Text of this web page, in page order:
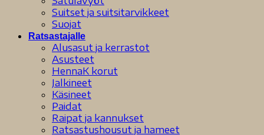
Suitset ja suitsitarvikkeet
Suojat
Ratsastajalle
Alusasut ja kerrastot
Asusteet
HennaK korut
Jalkineet
Käsineet
Paidat
Raipat ja kannukset
Ratsastushousut ja hameet